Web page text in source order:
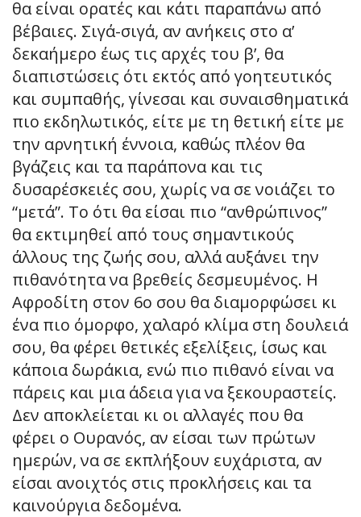
θα είναι ορατές και κάτι παραπάνω από
βέβαιες. Σιγά-σιγά, αν ανήκεις στο α’
δεκαήμερο έως τις αρχές του β’, θα
διαπιστώσεις ότι εκτός από γοητευτικός
και συμπαθής, γίνεσαι και συναισθηματικά
πιο εκδηλωτικός, είτε με τη θετική είτε με
την αρνητική έννοια, καθώς πλέον θα
βγάζεις και τα παράπονα και τις
δυσαρέσκειές σου, χωρίς να σε νοιάζει το
“μετά”. Το ότι θα είσαι πιο “ανθρώπινος”
θα εκτιμηθεί από τους σημαντικούς
άλλους της ζωής σου, αλλά αυξάνει την
πιθανότητα να βρεθείς δεσμευμένος. Η
Αφροδίτη στον 6ο σου θα διαμορφώσει κι
ένα πιο όμορφο, χαλαρό κλίμα στη δουλειά
σου, θα φέρει θετικές εξελίξεις, ίσως και
κάποια δωράκια, ενώ πιο πιθανό είναι να
πάρεις και μια άδεια για να ξεκουραστείς.
Δεν αποκλείεται κι οι αλλαγές που θα
φέρει ο Ουρανός, αν είσαι των πρώτων
ημερών, να σε εκπλήξουν ευχάριστα, αν
είσαι ανοιχτός στις προκλήσεις και τα
καινούργια δεδομένα.